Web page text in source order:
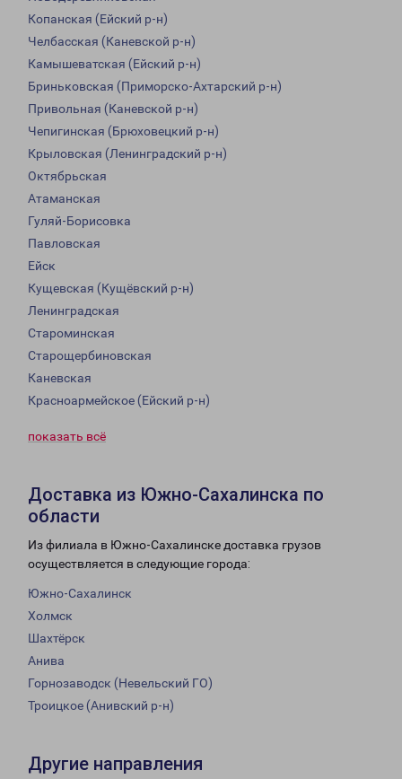
Копанская (Ейский р-н)
Челбасская (Каневской р-н)
Камышеватская (Ейский р-н)
Бриньковская (Приморско-Ахтарский р-н)
Привольная (Каневской р-н)
Чепигинская (Брюховецкий р-н)
Крыловская (Ленинградский р-н)
Октябрьская
Атаманская
Гуляй-Борисовка
Павловская
Ейск
Кущевская (Кущёвский р-н)
Ленинградская
Староминская
Старощербиновская
Каневская
Красноармейское (Ейский р-н)
показать всё
Доставка из Южно-Сахалинска по
области
Из филиала в Южно-Сахалинске доставка грузов
осуществляется в следующие города:
Южно-Сахалинск
Холмск
Шахтёрск
Анива
Горнозаводск (Невельский ГО)
Троицкое (Анивский р-н)
Другие направления